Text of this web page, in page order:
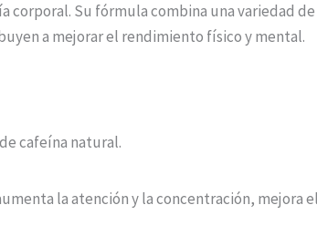
corporal. Su fórmula combina una variedad
a mejorar el rendimiento físico y mental.
cafeína natural.
la atención y la concentración, mejora